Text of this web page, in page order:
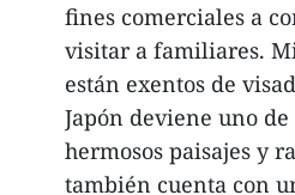
fines comerciales a
visitar a familiares.
están exentos de
Japón deviene uno
hermosos paisajes y
también cuenta con